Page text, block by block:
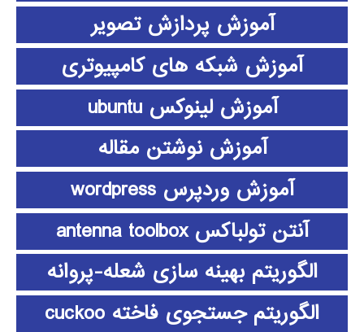
آموزش پردازش تصویر
آموزش شبکه های کامپیوتری
آموزش لینوکس ubuntu
آموزش نوشتن مقاله
آموزش وردپرس wordpress
آنتن تولباکس antenna toolbox
الگوریتم بهینه سازی شعله-پروانه
الگوریتم جستجوی فاخته cuckoo